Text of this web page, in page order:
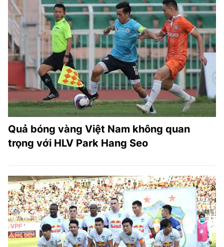
Quả bóng vàng Việt Nam không quan
trọng với HLV Park Hang Seo